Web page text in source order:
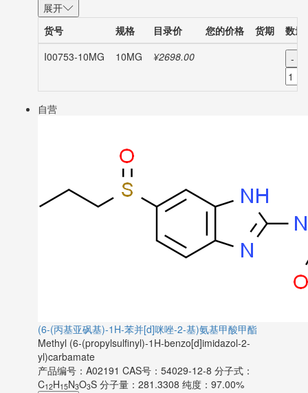
展开
货号
规格 目录价 您的价格 货期
数量
I00753-10MG
10MG ¥2698.00 -
自营
(6-(丙基亚砜基)-1H-苯并[d]咪唑-2-基)氨基甲酸甲酯
Methyl (6-(propylsulfinyl)-1H-benzo[d]imidazol-2-
yl)carbamate
产品编号：A02191 CAS号：54029-12-8 分子式：
C12H15N3O3S 分子量：281.3308 纯度：97.00%